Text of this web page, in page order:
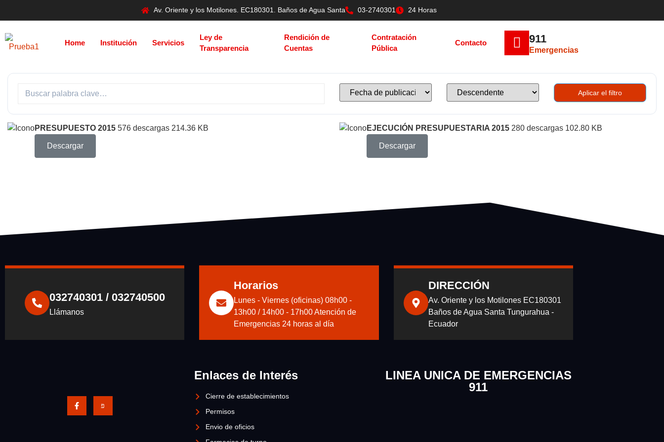
Av. Oriente y los Motilones. EC180301. Baños de Agua Santa 03-2740301 24 Horas
Home Institución Servicios
Ley de
Transparencia
Rendición de
Cuentas
Contratación
Pública
Contacto 911
Emergencias
Aplicar el filtro
PRESUPUESTO 2015 576 descargas 214.36 KB
Descargar
EJECUCIÓN PRESUPUESTARIA 2015 280 descargas 102.80 KB
Descargar
032740301 / 032740500
Llámanos
Horarios
Lunes - Viernes (oficinas) 08h00 -
13h00 / 14h00 - 17h00 Atención de
Emergencias 24 horas al día
DIRECCIÓN
Av. Oriente y los Motilones EC180301
Baños de Agua Santa Tungurahua -
Ecuador
Enlaces de Interés
Cierre de establecimientos
Permisos
Envio de oficios
LINEA UNICA DE EMERGENCIAS
911